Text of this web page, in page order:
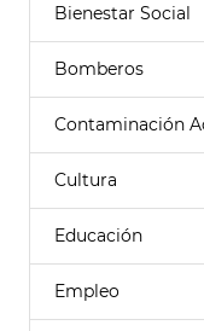
Bienestar Social
Bomberos
Contaminación
Cultura
Educación
Empleo